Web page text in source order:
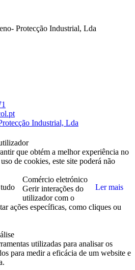
- Protecção Industrial, Lda
Industrial, Lda
que obtém a melhor experiência no
de cookies, este site poderá não
Ler mais
Comércio eletrónico
Gerir interações do
utilizador com o
ações específicas, como cliques ou
utilizadas para analisar os
para medir a eficácia de um website e